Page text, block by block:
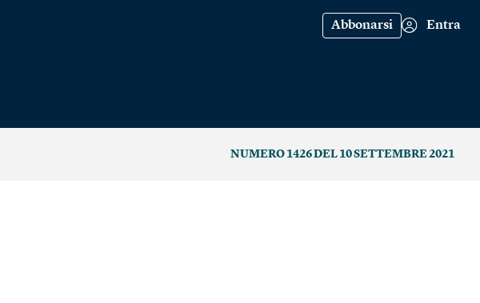
Abbonarsi Entra
NUMERO 1426 DEL 10 SETTEMBRE 2021